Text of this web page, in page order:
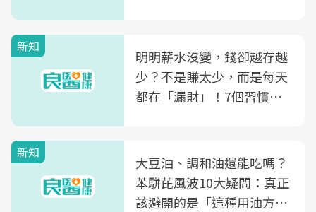
新知
明明薪水沒變，錢卻越存越
少？不是賺太少，而是每天
都在「漏財」！7個習慣一
新知
大豆油、調和油還能吃嗎？
苯駢芘風波10大疑問：真正
該避開的是「這種用油方